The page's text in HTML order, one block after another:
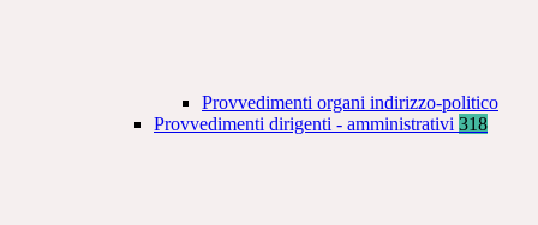
Provvedimenti organi indirizzo-politico
Provvedimenti dirigenti - amministrativi 318